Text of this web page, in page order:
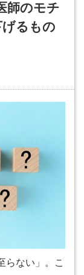
もの・下げるもの──
師のモチ
るもの
らない」。こ